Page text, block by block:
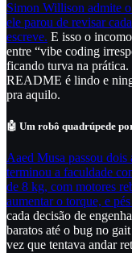
Simon Willison admite
ele parou de revisar
escreve. E isso o
entre “vibe coding
ficando turva na prática.
README é lindo e
pra aquilo.
🤖 Um robô quadrúpede
Aaed Musa passou dois
terminou a faculdade
de 8 kg, com motores
aumentar o torque, e
cada decisão de
baratos até o bug no
vez que tentava andar